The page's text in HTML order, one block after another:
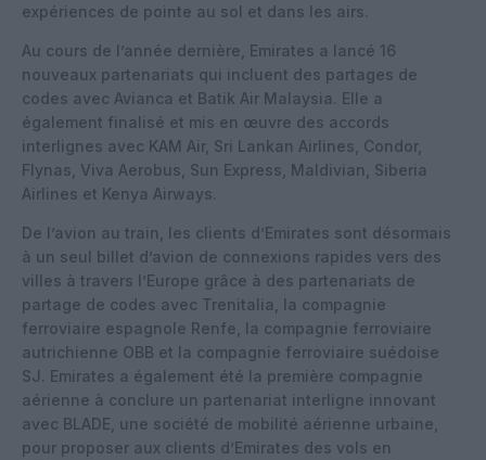
expériences de pointe au sol et dans les airs.
Au cours de l’année dernière, Emirates a lancé 16
nouveaux partenariats qui incluent des partages de
codes avec Avianca et Batik Air Malaysia. Elle a
également finalisé et mis en œuvre des accords
interlignes avec KAM Air, Sri Lankan Airlines, Condor,
Flynas, Viva Aerobus, Sun Express, Maldivian, Siberia
Airlines et Kenya Airways.
De l’avion au train, les clients d’Emirates sont désormais
à un seul billet d’avion de connexions rapides vers des
villes à travers l’Europe grâce à des partenariats de
partage de codes avec Trenitalia, la compagnie
ferroviaire espagnole Renfe, la compagnie ferroviaire
autrichienne OBB et la compagnie ferroviaire suédoise
SJ. Emirates a également été la première compagnie
aérienne à conclure un partenariat interligne innovant
avec BLADE, une société de mobilité aérienne urbaine,
pour proposer aux clients d’Emirates des vols en